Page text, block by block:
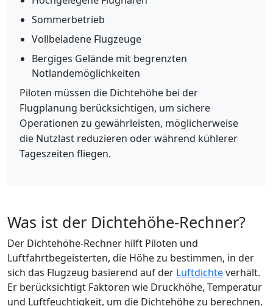
Sommerbetrieb
Vollbeladene Flugzeuge
Bergiges Gelände mit begrenzten
Notlandemöglichkeiten
Piloten müssen die Dichtehöhe bei der
Flugplanung berücksichtigen, um sichere
Operationen zu gewährleisten, möglicherweise
die Nutzlast reduzieren oder während kühlerer
Tageszeiten fliegen.
Was ist der Dichtehöhe-Rechner?
Der Dichtehöhe-Rechner hilft Piloten und
Luftfahrtbegeisterten, die Höhe zu bestimmen, in der
sich das Flugzeug basierend auf der Luftdichteverhält.
Er berücksichtigt Faktoren wie Druckhöhe, Temperatur
und Luftfeuchtigkeit, um die Dichtehöhe zu berechnen.